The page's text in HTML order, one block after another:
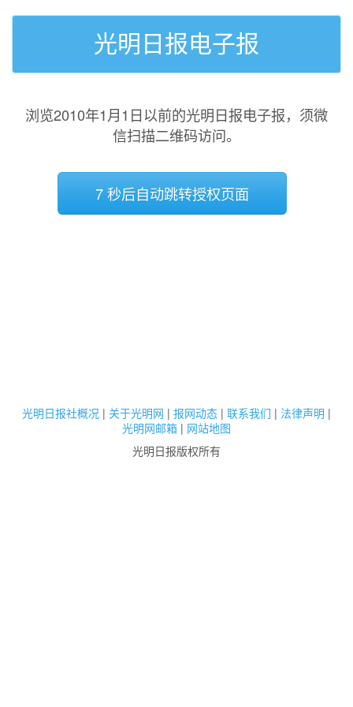
光明日报电子报
浏览2010年1月1日以前的光明日报电子报，须微
信扫描二维码访问。
7 秒后自动跳转授权页面
光明日报社概况 | 关于光明网 | 报网动态 | 联系我们 | 法律声明 |
光明网邮箱 | 网站地图
光明日报版权所有